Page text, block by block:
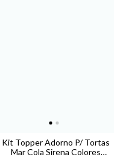
Kit Topper Adorno P/ Tortas
Mar Cola Sirena Colores